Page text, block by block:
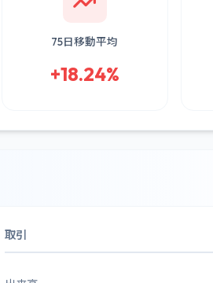
75日移動平均
+18.24%
取引